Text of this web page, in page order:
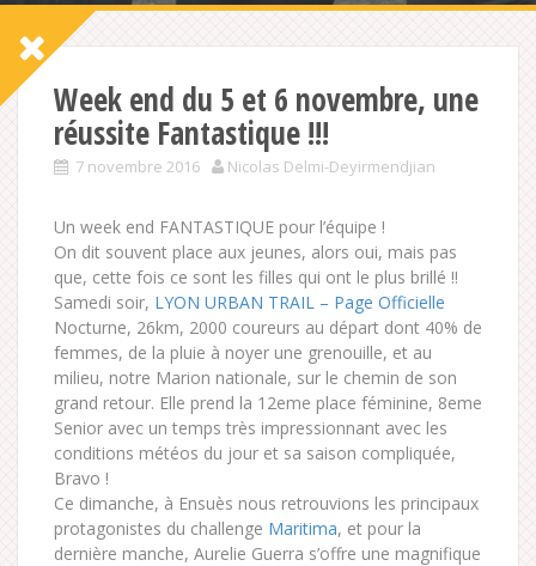
Week end du 5 et 6 novembre, une
réussite Fantastique !!!
7 novembre 2016 Nicolas Delmi-Deyirmendjian
Un week end FANTASTIQUE pour l’équipe !
On dit souvent place aux jeunes, alors oui, mais pas
que, cette fois ce sont les filles qui ont le plus brillé !!
Samedi soir, LYON URBAN TRAIL – Page Officielle
Nocturne, 26km, 2000 coureurs au départ dont 40% de
femmes, de la pluie à noyer une grenouille, et au
milieu, notre Marion nationale, sur le chemin de son
grand retour. Elle prend la 12eme place féminine, 8eme
Senior avec un temps très impressionnant avec les
conditions météos du jour et sa saison compliquée,
Bravo !
Ce dimanche, à Ensuès nous retrouvions les principaux
protagonistes du challenge Maritima, et pour la
dernière manche, Aurelie Guerra s’offre une magnifique